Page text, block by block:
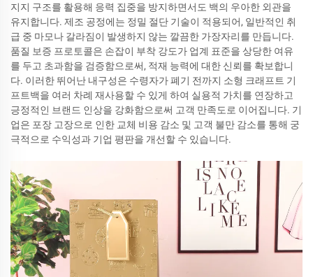
지지 구조를 활용해 응력 집중을 방지하면서도 백의 우아한 외관을
유지합니다. 제조 공정에는 정밀 절단 기술이 적용되어, 일반적인 취
급 중 마모나 갈라짐이 발생하지 않는 깔끔한 가장자리를 만듭니다.
품질 보증 프로토콜은 손잡이 부착 강도가 업계 표준을 상당한 여유
를 두고 초과함을 검증함으로써, 적재 능력에 대한 신뢰를 확보합니
다. 이러한 뛰어난 내구성은 수령자가 폐기 전까지 소형 크래프트 기
프트백을 여러 차례 재사용할 수 있게 하여 실용적 가치를 연장하고
긍정적인 브랜드 인상을 강화함으로써 고객 만족도로 이어집니다. 기
업은 포장 고장으로 인한 교체 비용 감소 및 고객 불만 감소를 통해 궁
극적으로 수익성과 기업 평판을 개선할 수 있습니다.